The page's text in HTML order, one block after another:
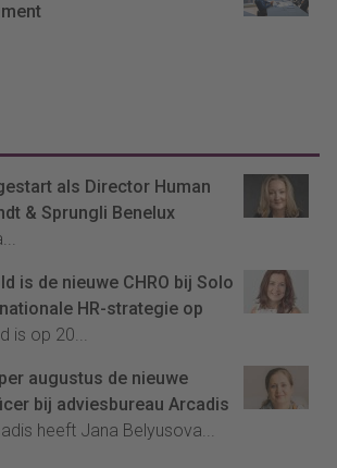
als Director Human
& Sprungli Benelux
is de nieuwe CHRO bij Solo
HR-strategie op
is op 20...
augustus de nieuwe
bij adviesbureau Arcadis
heeft Jana Belyusova...